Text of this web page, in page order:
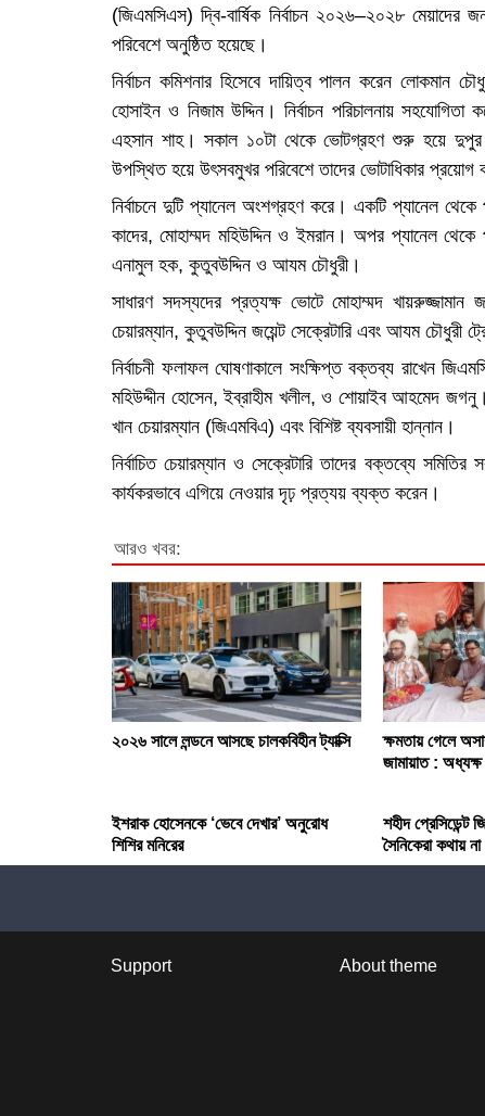
(জিএমসিএস) দ্বি-বার্ষিক নির্বাচন ২০২৬–২০২৮
পরিবেশে অনুষ্ঠিত হয়েছে।
নির্বাচন কমিশনার হিসেবে দায়িত্ব পালন করেন লোকমান
হোসাইন ও নিজাম উদ্দিন। নির্বাচন পরিচালনায় সহযোগিতা
এহসান শাহ। সকাল ১০টা থেকে ভোটগ্রহণ শুরু হয়ে দুপুর
উপস্থিত হয়ে উৎসবমুখর পরিবেশে তাদের ভোটাধিকার প্রয়োগ
নির্বাচনে দুটি প্যানেল অংশগ্রহণ করে। একটি প্যানেল
কাদের, মোহাম্মদ মহিউদ্দিন ও ইমরান। অপর প্যানেল থেকে
এনামুল হক, কুতুবউদ্দিন ও আযম চৌধুরী।
সাধারণ সদস্যদের প্রত্যক্ষ ভোটে মোহাম্মদ
চেয়ারম্যান, কুতুবউদ্দিন জয়েন্ট সেক্রেটারি এবং আযম চৌধুরী
নির্বাচনী ফলাফল ঘোষণাকালে সংক্ষিপ্ত বক্তব্য রাখেন
মহিউদ্দীন হোসেন, ইব্রাহীম খলীল, ও শোয়াইব আহমেদ
খান চেয়ারম্যান (জিএমবিএ) এবং বিশিষ্ট ব্যবসায়ী হান্নান।
নির্বাচিত চেয়ারম্যান ও সেক্রেটারি তাদের বক্তব্যে
কার্যকরভাবে এগিয়ে নেওয়ার দৃঢ় প্রত্যয় ব্যক্ত করেন।
আরও খবর:
২০২৬ সালে লন্ডনে আসছে চালকবিহীন ট্যাক্সি
ক্ষমতায় গেলে
জামায়াত : অধ্যক্ষ
ইশরাক হোসেনকে ‘ভেবে দেখার’ অনুরোধ
শিশির মনিরের
শহীদ প্রেসিডেন্ট
সৈনিকেরা কথায় না
Support About theme